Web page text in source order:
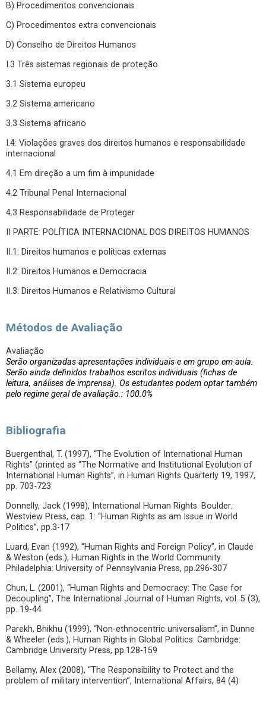
B) Procedimentos convencionais
C) Procedimentos extra convencionais
D) Conselho de Direitos Humanos
I.3 Três sistemas regionais de proteção
3.1 Sistema europeu
3.2 Sistema americano
3.3 Sistema africano
I.4: Violações graves dos direitos humanos e responsabilidade
internacional
4.1 Em direção a um fim à impunidade
4.2 Tribunal Penal Internacional
4.3 Responsabilidade de Proteger
II PARTE: POLÍTICA INTERNACIONAL DOS DIREITOS HUMANOS
II.1: Direitos humanos e políticas externas
II.2: Direitos Humanos e Democracia
II.3: Direitos Humanos e Relativismo Cultural
Métodos de Avaliação
Avaliação
Serão organizadas apresentações individuais e em grupo em aula.
Serão ainda definidos trabalhos escritos individuais (fichas de
leitura, análises de imprensa). Os estudantes podem optar também
pelo regime geral de avaliação.: 100.0%
Bibliografia
Buergenthal, T. (1997), “The Evolution of International Human
Rights” (printed as “The Normative and Institutional Evolution of
International Human Rights”, in Human Rights Quarterly 19, 1997,
pp. 703-723
Donnelly, Jack (1998), International Human Rights. Boulder.:
Westview Press, cap. 1: “Human Rights as am Issue in World
Politics”, pp.3-17
Luard, Evan (1992), “Human Rights and Foreign Policy”, in Claude
& Weston (eds.), Human Rights in the World Community.
Philadelphia: University of Pennsylvania Press, pp.296-307
Chun, L. (2001), “Human Rights and Democracy: The Case for
Decoupling”, The International Journal of Human Rights, vol. 5 (3),
pp. 19-44
Parekh, Bhikhu (1999), “Non-ethnocentric universalism”, in Dunne
& Wheeler (eds.), Human Rights in Global Politics. Cambridge:
Cambridge University Press, pp.128-159
Bellamy, Alex (2008), “The Responsibility to Protect and the
problem of military intervention”, International Affairs, 84 (4)